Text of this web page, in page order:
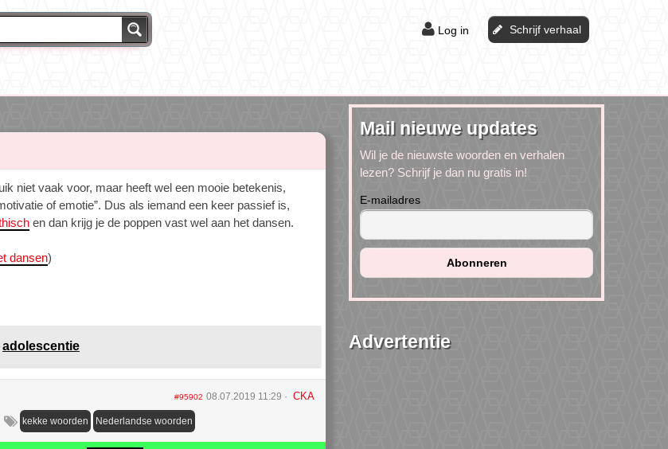
Log in Schrijf verhaal
niet vaak voor, maar heeft wel een mooie betekenis,
of emotie”. Dus als iemand een keer passief is,
en dan krijg je de poppen vast wel aan het dansen.
dansen)
adolescentie
#95902 08.07.2019 11:29 CKA
kekke woorden Nederlandse woorden
Mail nieuwe updates
Wil je de nieuwste woorden en verhalen
lezen? Schrijf je dan nu gratis in!
E-mailadres
Advertentie